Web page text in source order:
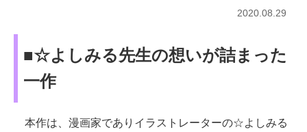
2020.08.29
■☆よしみる先生の想いが詰まった
一作
本作は、漫画家でありイラストレーターの☆よしみる